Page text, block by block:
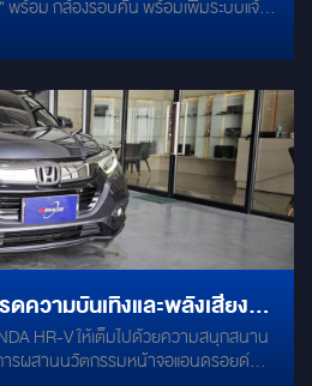
ร้อม กล้องรอบคัน พร้อมเพิ่มระบบแจ้ง
GB /
ละ กล้องรอบคัน 360 องศา - รองรับ
ะอื่นๆ อีกมากมาย กล้องรอบคัน
4 จุด ที่ให้มุมมองมิติรอบด้าน พร้อมมุม
พิ่มความปลอดภัยรอบคัน ระบบแจ้งเตือน
--------- HONDA HRV eHEV [
DISPLAY 9" + Camera 360
ดภัย และความบันเทิง กับ
ความบันเทิงและพลังเสียง
HR-V ให้เต็มไปด้วยความสนุกสนาน
ารผสานนวัตกรรมหน้าจอแอนดรอยด์